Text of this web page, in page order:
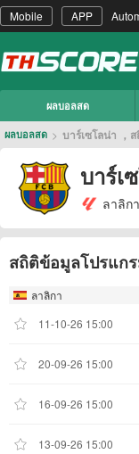
Mobile APP
ผลบอลสด
ผลบอลสด > บาร์เซโลน่า ，
บาร์เ
ลาลิกา
สถิติข้อมูลโปรแก
ลาลิกา
11-10-26 15:00
20-09-26 15:00
16-09-26 15:00
13-09-26 15:00